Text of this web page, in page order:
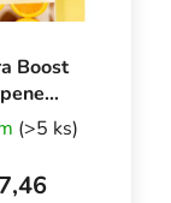
Boost
67 g,
1 ks
(>5 ks)